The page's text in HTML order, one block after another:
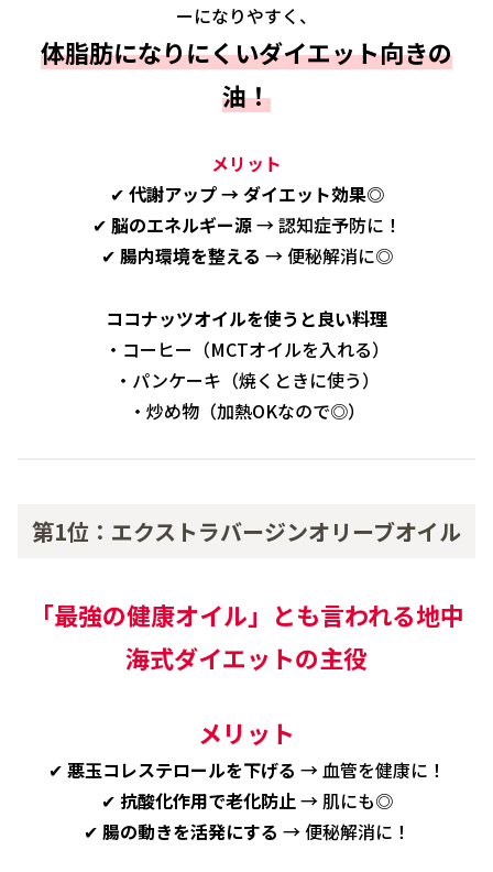
ーになりやすく、
体脂肪になりにくいダイエット向きの
油！
メリット
✔ 代謝アップ → ダイエット効果◎
✔ 脳のエネルギー源→ 認知症予防に！
✔ 腸内環境を整える → 便秘解消に◎
ココナッツオイルを使うと良い料理
・コーヒー（MCTオイルを入れる）
・パンケーキ（焼くときに使う）
・炒め物（加熱OKなので◎）
第1位：エクストラバージンオリーブオイル
「最強の健康オイル」とも言われる地中
海式ダイエットの主役
メリット
✔ 悪玉コレステロールを下げる → 血管を健康に！
✔ 抗酸化作用で老化防止→ 肌にも◎
✔ 腸の動きを活発にする → 便秘解消に！